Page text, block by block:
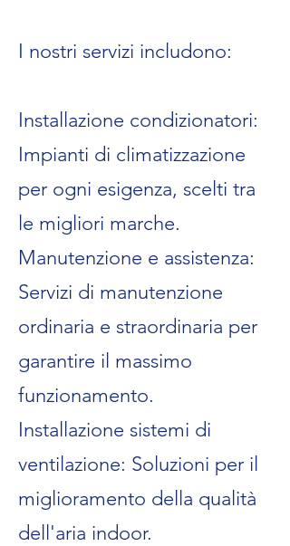
I nostri servizi includono:
Installazione condizionatori:
Impianti di climatizzazione
per ogni esigenza, scelti tra
le migliori marche.
Manutenzione e assistenza:
Servizi di manutenzione
ordinaria e straordinaria per
garantire il massimo
funzionamento.
Installazione sistemi di
ventilazione: Soluzioni per il
miglioramento della qualità
dell'aria indoor.